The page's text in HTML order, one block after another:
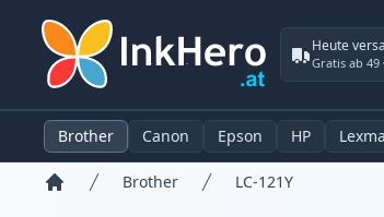
Heute
Gratis ab 49
Brother Canon Epson HP
Brother LC-121Y